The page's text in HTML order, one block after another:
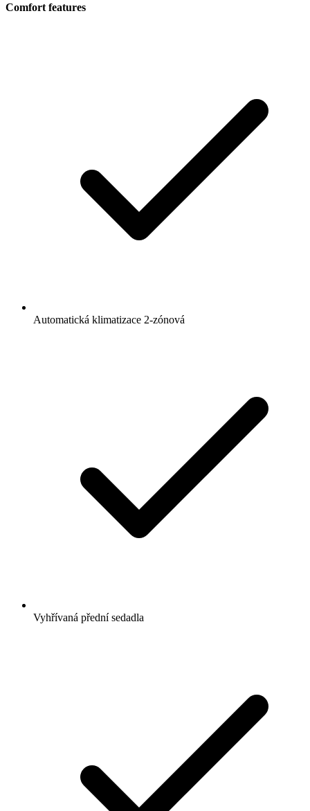
Comfort features
Automatická klimatizace 2-zónová
Vyhřívaná přední sedadla